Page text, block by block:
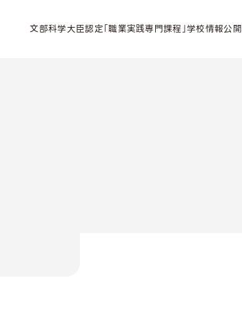
文部科学大臣認定「職業実践専門課程」学校情報公開